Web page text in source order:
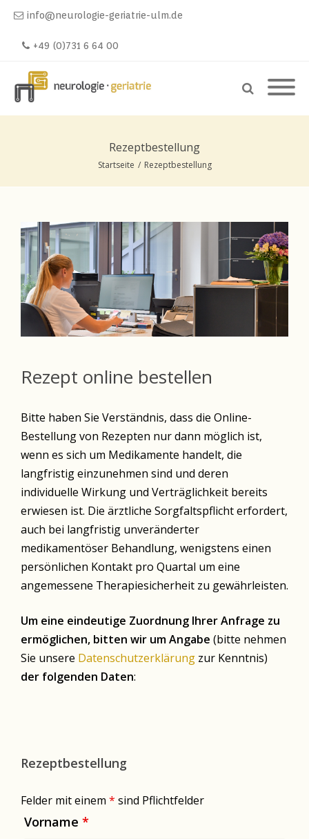
info@neurologie-geriatrie-ulm.de
+49 (0)731 6 64 00
Rezeptbestellung
Startseite / Rezeptbestellung
Rezept online bestellen
Bitte haben Sie Verständnis, dass die Online-
Bestellung von Rezepten nur dann möglich ist,
wenn es sich um Medikamente handelt, die
langfristig einzunehmen sind und deren
individuelle Wirkung und Verträglichkeit bereits
erwiesen ist. Die ärztliche Sorgfaltspflicht erfordert,
auch bei langfristig unveränderter
medikamentöser Behandlung, wenigstens einen
persönlichen Kontakt pro Quartal um eine
angemessene Therapiesicherheit zu gewährleisten.
Um eine eindeutige Zuordnung Ihrer Anfrage zu
ermöglichen, bitten wir um Angabe (bitte nehmen
Sie unsere Datenschutzerklärung zur Kenntnis)
der folgenden Daten:
Rezeptbestellung
Felder mit einem * sind Pflichtfelder
Vorname *